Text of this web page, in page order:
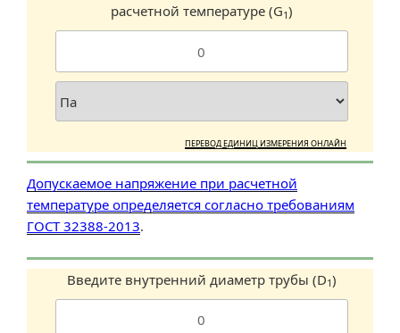
расчетной температуре (G1)
ПЕРЕВОД ЕДИНИЦ ИЗМЕРЕНИЯ ОНЛАЙН
Допускаемое напряжение при расчетной
температуре определяется согласно требованиям
ГОСТ 32388-2013.
Введите внутренний диаметр трубы (D1)